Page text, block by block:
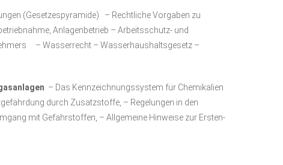
(Gesetzespyramide) – Rechtliche Vorgaben zu
Anlagenbetrieb – Arbeitsschutz- und
– Wasserrecht – Wasserhaushaltsgesetz –
– Das Kennzeichnungssystem für Chemikalien
durch Zusatzstoffe, – Regelungen in den
mit Gefahrstoffen, – Allgemeine Hinweise zur Ersten-